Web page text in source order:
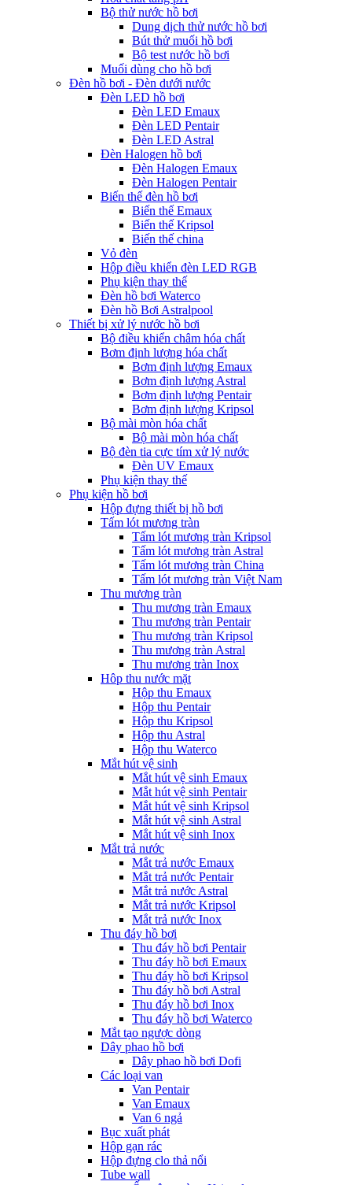
Bộ thử nước hồ bơi
Dung dịch thử nước hồ bơi
Bút thử muối hồ bơi
Bộ test nước hồ bơi
Muối dùng cho hồ bơi
Đèn hồ bơi - Đèn dưới nước
Đèn LED hồ bơi
Đèn LED Emaux
Đèn LED Pentair
Đèn LED Astral
Đèn Halogen hồ bơi
Đèn Halogen Emaux
Đèn Halogen Pentair
Biến thế đèn hồ bơi
Biến thế Emaux
Biến thế Kripsol
Biến thế china
Vỏ đèn
Hộp điều khiển đèn LED RGB
Phụ kiện thay thế
Đèn hồ bơi Waterco
Đèn hồ Bơi Astralpool
Thiết bị xử lý nước hồ bơi
Bộ điều khiển châm hóa chất
Bơm định lượng hóa chất
Bơm định lượng Emaux
Bơm định lượng Astral
Bơm định lượng Pentair
Bơm định lượng Kripsol
Bộ mài mòn hóa chất
Bộ mài mòn hóa chất
Bộ đèn tia cực tím xử lý nước
Đèn UV Emaux
Phụ kiện thay thế
Phụ kiện hồ bơi
Hộp đựng thiết bị hồ bơi
Tấm lót mương tràn
Tấm lót mương tràn Kripsol
Tấm lót mương tràn Astral
Tấm lót mương tràn China
Tấm lót mương tràn Việt Nam
Thu mương tràn
Thu mương tràn Emaux
Thu mương tràn Pentair
Thu mương tràn Kripsol
Thu mương tràn Astral
Thu mương tràn Inox
Hôp thu nước mặt
Hộp thu Emaux
Hộp thu Pentair
Hộp thu Kripsol
Hộp thu Astral
Hộp thu Waterco
Mắt hút vệ sinh
Mắt hút vệ sinh Emaux
Mắt hút vệ sinh Pentair
Mắt hút vệ sinh Kripsol
Mắt hút vệ sinh Astral
Mắt hút vệ sinh Inox
Mắt trả nước
Mắt trả nước Emaux
Mắt trả nước Pentair
Mắt trả nước Astral
Mắt trả nước Kripsol
Mắt trả nước Inox
Thu đáy hồ bơi
Thu đáy hồ bơi Pentair
Thu đáy hồ bơi Emaux
Thu đáy hồ bơi Kripsol
Thu đáy hồ bơi Astral
Thu đáy hồ bơi Inox
Thu đáy hồ bơi Waterco
Mắt tạo ngược dòng
Dây phao hồ bơi
Dây phao hồ bơi Dofi
Các loại van
Van Pentair
Van Emaux
Van 6 ngả
Bục xuất phát
Hộp gạn rác
Hộp đựng clo thả nổi
Tube wall